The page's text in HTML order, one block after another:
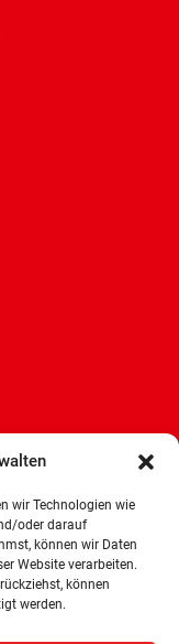
wir Technologien wie
oder darauf
können wir Daten
Website verarbeiten.
können
werden.